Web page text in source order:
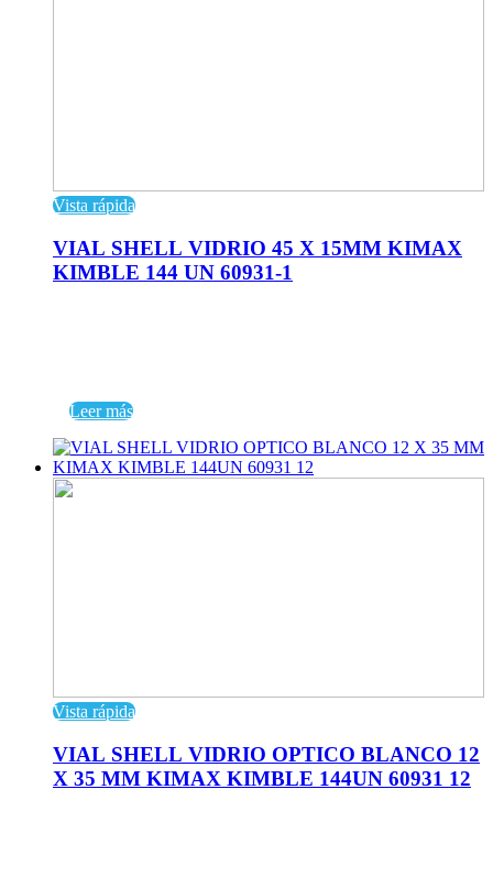
Vista rápida
VIAL SHELL VIDRIO 45 X 15MM KIMAX
KIMBLE 144 UN 60931-1
Leer más
Vista rápida
VIAL SHELL VIDRIO OPTICO BLANCO 12
X 35 MM KIMAX KIMBLE 144UN 60931 12